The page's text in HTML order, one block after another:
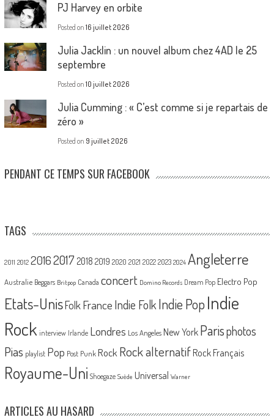
PJ Harvey en orbite
Posted on 16 juillet 2026
Julia Jacklin : un nouvel album chez 4AD le 25
septembre
Posted on 10 juillet 2026
Julia Cumming : « C’est comme si je repartais de
zéro »
Posted on 9 juillet 2026
PENDANT CE TEMPS SUR FACEBOOK
TAGS
2011 2012 20162017 2018 2019 2020 2021 2022 2023 2024 Angleterre
Australie Beggars Britpop Canada concert Domino Records Dream Pop Electro Pop
Etats-UnisFolk France Indie FolkIndie PopIndie
Rock interview Irlande Londres Los Angeles New York Parisphotos
Pias playlist Pop Post Punk Rock Rock alternatif Rock Français
Royaume-Uni Shoegaze Suède Universal Warner
ARTICLES AU HASARD